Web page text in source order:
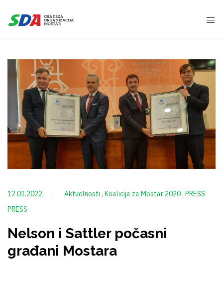
12.01.2022. Aktuelnosti Koalicija za Mostar 2020 PRESS
PRESS
Nelson i Sattler počasni
građani Mostara